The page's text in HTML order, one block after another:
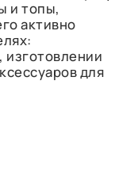
и топы,
активно
для